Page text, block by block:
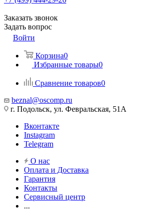
Заказать звонок
Задать вопрос
Войти
Корзина0
Избранные товары0
Сравнение товаров0
beznal@oscomp.ru
г. Подольск, ул. Февральская, 51А
Вконтакте
Instagram
Telegram
О нас
Оплата и Доставка
Гарантия
Контакты
Сервисный центр
...